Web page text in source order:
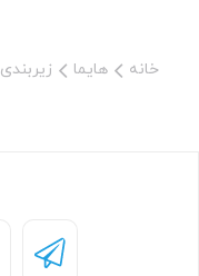
خانه هایما زیربندی